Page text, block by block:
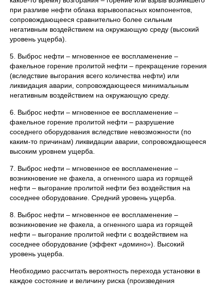
при разливе нефти облака взрывоопасных компонентов,
сопровождающееся сравнительно более сильным
негативным воздействием на окружающую среду (высокий
уровень ущерба).
5. Выброс нефти – мгновенное ее воспламенение –
факельное горение пролитой нефти – прекращение горения
(вследствие выгорания всего количества нефти) или
ликвидация аварии, сопровождающееся минимальным
негативным воздействием на окружающую среду.
6. Выброс нефти – мгновенное ее воспламенение –
факельное горение пролитой нефти – разрушение
соседнего оборудования вследствие невозможности (по
каким-то причинам) ликвидации аварии, сопровождающееся
высоким уровнем ущерба.
7. Выброс нефти – мгновенное ее воспламенение –
возникновение не факела, а огненного шара из горящей
нефти – выгорание пролитой нефти без воздействия на
соседнее оборудование. Средний уровень ущерба.
8. Выброс нефти – мгновенное ее воспламенение –
возникновение не факела, а огненного шара из горящей
нефти – выгорание пролитой нефти с воздействием на
соседнее оборудование (эффект «домино»). Высокий
уровень ущерба.
Необходимо рассчитать вероятность перехода установки в
каждое состояние и величину риска (произведения